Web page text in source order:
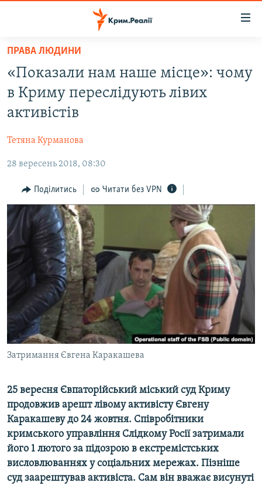
Перейти
основного
матеріалу
Перейти
до
основної
Перейти
пошуку
ВІДЕО ТА ФОТО
БЛОГИ
ПОГЛЯД
ІНТЕРВ'Ю
ВСЕ ЗА ДЕНЬ
СПЕЦПРОЕКТИ
ДЕПОРТАЦІЯ
ВІДЕОУРОКИ «ELIFBE»
СВІДЧЕННЯ ОКУПАЦІЇ
УКРАЇНСЬКА ПРОБЛЕМА КРИМУ
ІНФОГРАФІКА
ЯК ОБІЙТИ БЛОКУВАННЯ
Русский
Qırımtatar
ДОЛУЧАЙСЯ!
Усі сайти RFE/RL
ПРАВА ЛЮДИНИ
«Показали нам наше місце»: чому
в Криму переслідують лівих
активістів
Тетяна Курманова
28 вересень 2018, 08:30
Поділитись Читати без VPN
Затримання Євгена Каракашева
25 вересня Євпаторійський міський суд Криму
продовжив арешт лівому активісту Євгену
Каракашеву до 24 жовтня. Співробітники
кримського управління Слідкому Росії затримали
його 1 лютого за підозрою в екстремістських
висловлюваннях у соціальних мережах. Пізніше
суд заарештував активіста. Сам він вважає висунуті